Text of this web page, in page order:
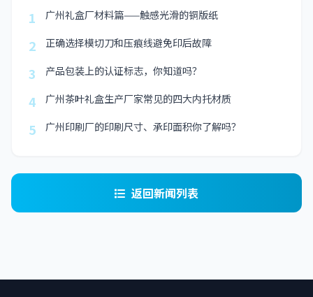
1 广州礼盒厂材料篇——触感光滑的铜版纸
2 正确选择模切刀和压痕线避免印后故障
3 产品包装上的认证标志，你知道吗？
4 广州茶叶礼盒生产厂家常见的四大内托材质
5 广州印刷厂的印刷尺寸、承印面积你了解吗？
返回新闻列表